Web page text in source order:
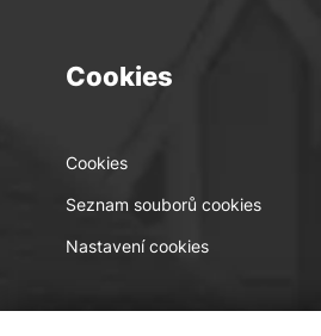
Cookies
Cookies
Seznam souborů cookies
Nastavení cookies